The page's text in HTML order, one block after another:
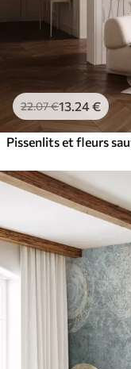
22.07€13 .24€